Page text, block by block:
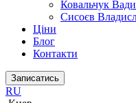
Ковальчук
Сисоєв
Ціни
Блог
Контакти
Записатись
RU